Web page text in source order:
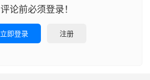
评论前必须登录！
立即登录 注册